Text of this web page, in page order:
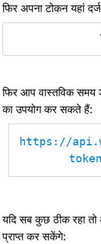
फिर अपना टोकन यहां
फिर आप वास्तविक समय
का उपयोग कर सकते हैं:
https://
यदि सब कुछ ठीक रहा तो
प्राप्त कर सकेंगे: